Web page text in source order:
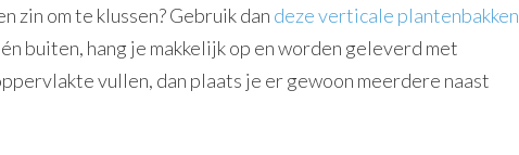
zin om te klussen? Gebruik dan deze verticale plantenbakken
buiten, hang je makkelijk op en worden geleverd met
vullen, dan plaats je er gewoon meerdere naast